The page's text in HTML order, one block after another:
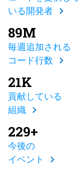
いる開発者
89M
毎週追加される
コード行数
21K
貢献している
組織
229+
今後の
イベント